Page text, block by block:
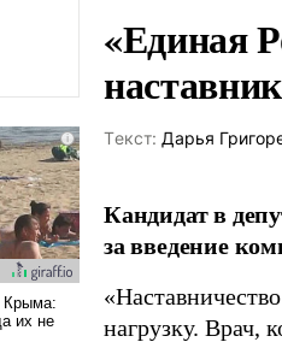
«Единая
Tекст: Дарья
Кандидат в
за введение
нагрузку. Врач,